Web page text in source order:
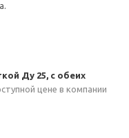
Ду 25, с обеих
цене в компании